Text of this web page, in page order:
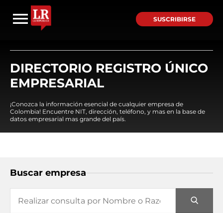
SUSCRIBIRSE
DIRECTORIO REGISTRO ÚNICO
EMPRESARIAL
¡Conozca la información esencial de cualquier empresa de
Colombia! Encuentre NIT, dirección, teléfono, y mas en la base de
datos empresarial mas grande del país.
Buscar empresa